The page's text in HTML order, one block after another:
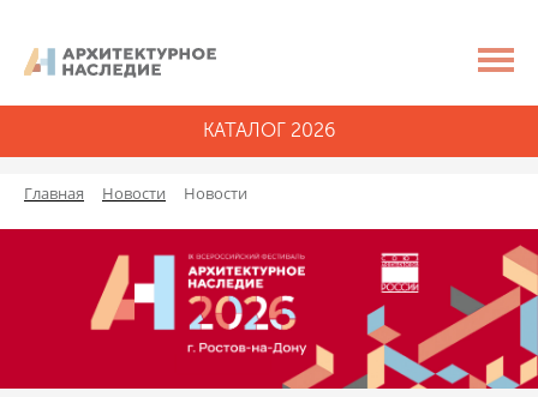
КАТАЛОГ 2026
Главная Новости Новости